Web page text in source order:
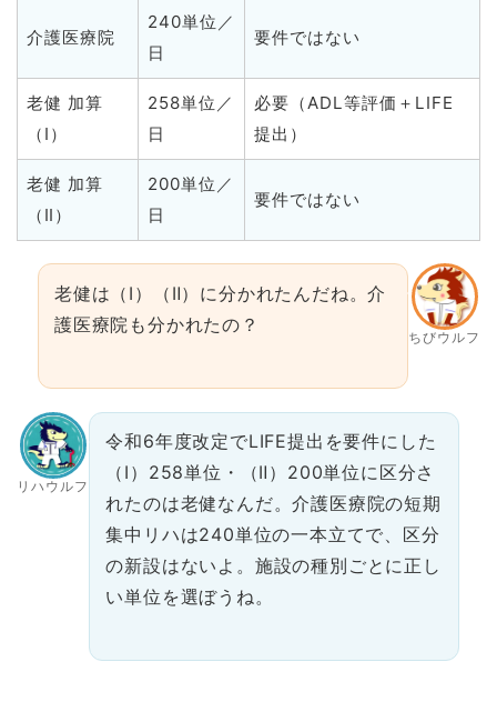
介護医療院
240単位／
日
要件ではない
老健 加算
（Ⅰ）
258単位／
日
必要（ADL等評価＋LIFE
提出）
老健 加算
（Ⅱ）
200単位／
日
要件ではない
ちびウルフ
老健は（Ⅰ）（Ⅱ）に分かれたんだね。介
護医療院も分かれたの？
リハウルフ
令和6年度改定でLIFE提出を要件にした
（Ⅰ）258単位・（Ⅱ）200単位に区分さ
れたのは老健なんだ。介護医療院の短期
集中リハは240単位の一本立てで、区分
の新設はないよ。施設の種別ごとに正し
い単位を選ぼうね。